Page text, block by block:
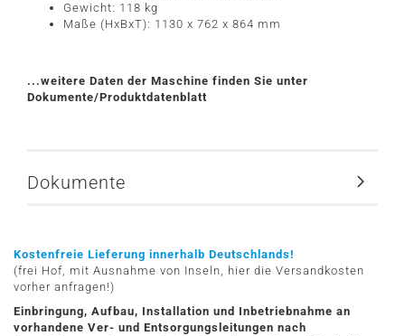
Gewicht: 118 kg
Maße (HxBxT): 1130 x 762 x 864 mm
...weitere Daten der Maschine finden Sie unter
Dokumente/Produktdatenblatt
Dokumente
Kostenfreie Lieferung innerhalb Deutschlands!
(frei Hof, mit Ausnahme von Inseln, hier die Versandkosten
vorher anfragen!)
Einbringung, Aufbau, Installation und Inbetriebnahme an
vorhandene Ver- und Entsorgungsleitungen nach